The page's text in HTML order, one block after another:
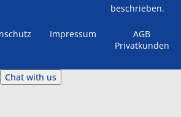
beschrieben.
Impressum
AGB
Privatkunden
Chat with us